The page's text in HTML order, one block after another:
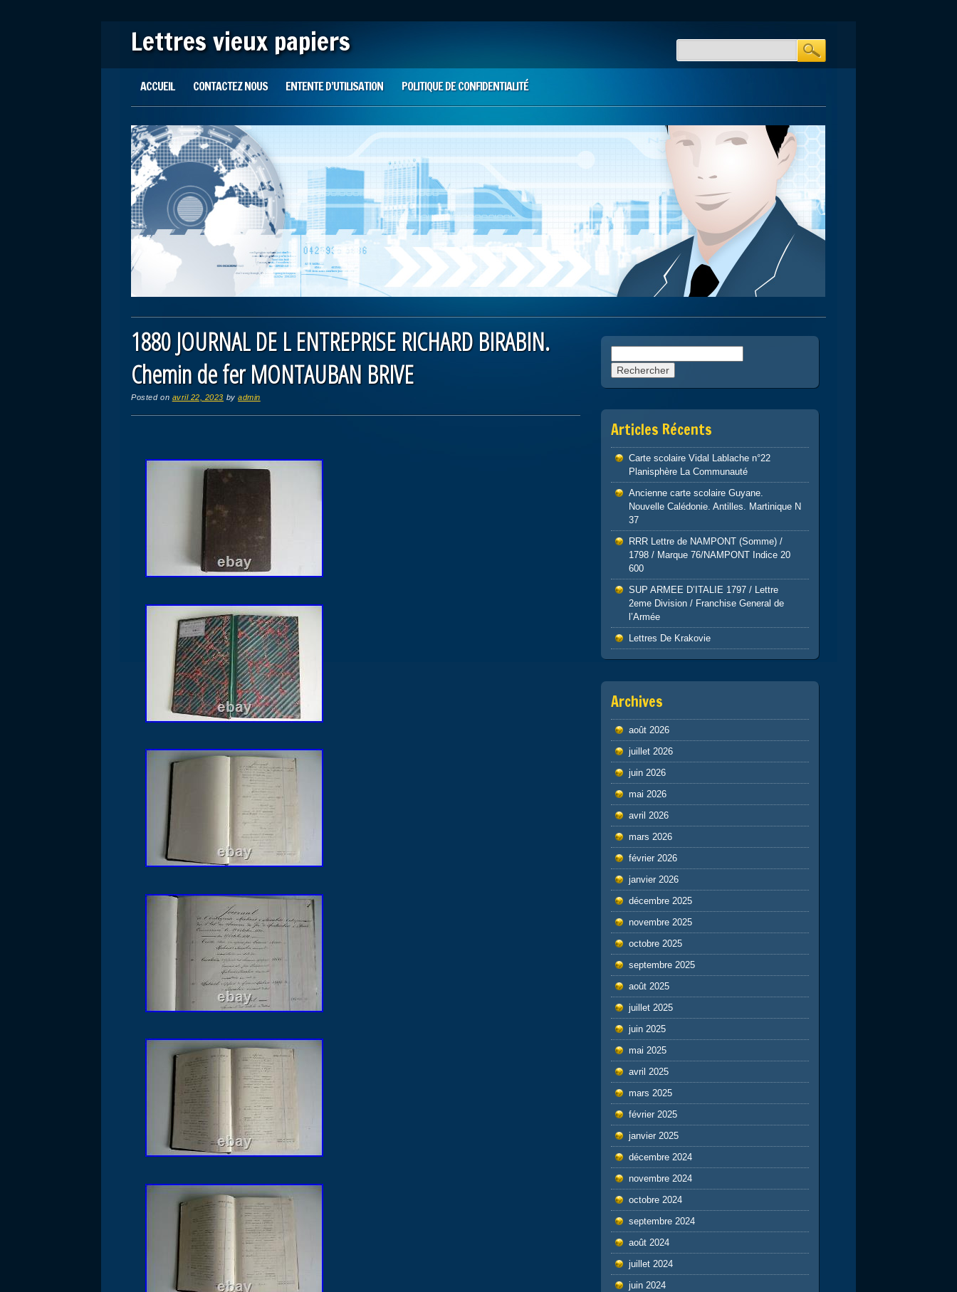
Lettres vieux papiers
Main menu
ACCUEIL CONTACTEZ NOUS ENTENTE D’UTILISATION POLITIQUE DE CONFIDENTIALITÉ
1880 JOURNAL DE L ENTREPRISE RICHARD BIRABIN.
Chemin de fer MONTAUBAN BRIVE
Posted on avril 22, 2023 byadmin
Articles Récents
Carte scolaire Vidal Lablache n°22
Planisphère La Communauté
Ancienne carte scolaire Guyane.
Nouvelle Calédonie. Antilles. Martinique N
37
RRR Lettre de NAMPONT (Somme) /
1798 / Marque 76/NAMPONT Indice 20
600
SUP ARMEE D’ITALIE 1797 / Lettre
2eme Division / Franchise General de
l’Armée
Lettres De Krakovie
Archives
août 2026
juillet 2026
juin 2026
mai 2026
avril 2026
mars 2026
février 2026
janvier 2026
décembre 2025
novembre 2025
octobre 2025
septembre 2025
août 2025
juillet 2025
juin 2025
mai 2025
avril 2025
mars 2025
février 2025
janvier 2025
décembre 2024
novembre 2024
octobre 2024
septembre 2024
août 2024
juillet 2024
juin 2024